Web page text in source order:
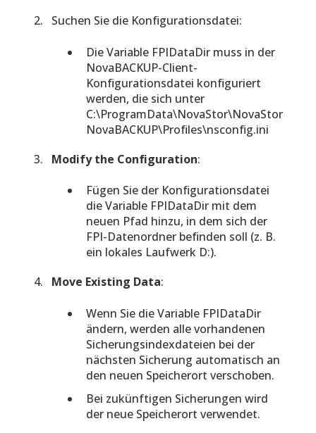
Suchen Sie die Konfigurationsdatei:
Die Variable FPIDataDir muss in der
NovaBACKUP-Client-
Konfigurationsdatei konfiguriert
werden, die sich unter
C:\ProgramData\NovaStor\NovaStor
NovaBACKUP\Profiles\nsconfig.ini
Modify the Configuration:
Fügen Sie der Konfigurationsdatei
die Variable FPIDataDir mit dem
neuen Pfad hinzu, in dem sich der
FPI-Datenordner befinden soll (z. B.
ein lokales Laufwerk D:).
Move Existing Data:
Wenn Sie die Variable FPIDataDir
ändern, werden alle vorhandenen
Sicherungsindexdateien bei der
nächsten Sicherung automatisch an
den neuen Speicherort verschoben.
Bei zukünftigen Sicherungen wird
der neue Speicherort verwendet.